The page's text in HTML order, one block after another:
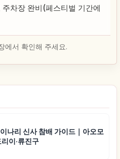
차장 완비(페스티벌 기간에
에서 확인해 주세요.
나리 신사 참배 가이드｜아오모
이·류진구